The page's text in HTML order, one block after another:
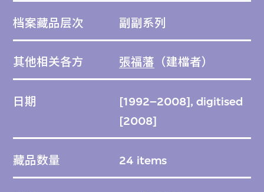
档案藏品层次 副副系列
其他相关各方 張福藩 （建檔者）
日期
[1992–2008], digitised
[2008]
藏品数量 24 items